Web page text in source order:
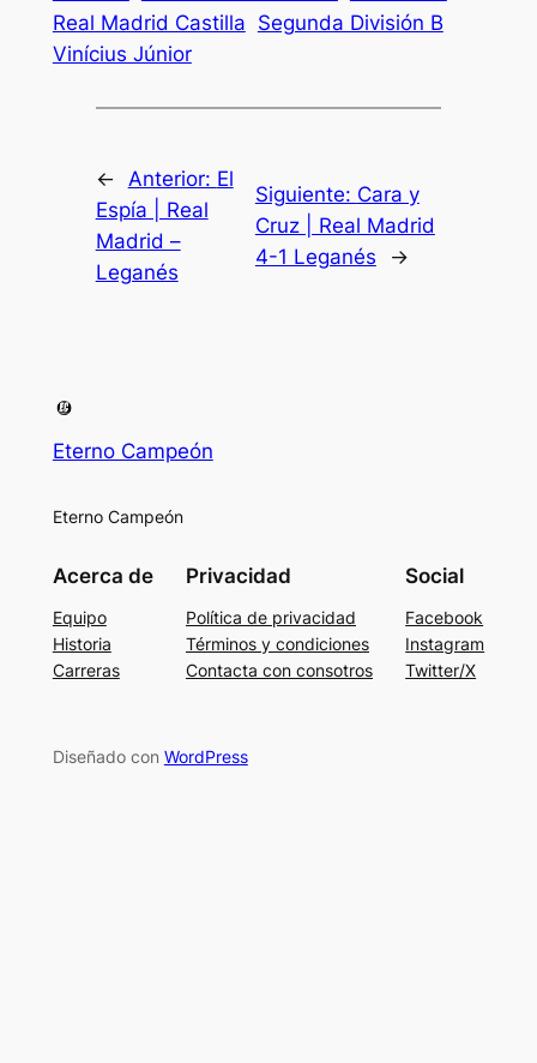
Real Madrid Castilla Segunda División B
Vinícius Júnior
← Anterior: El
Espía | Real
Madrid –
Leganés
Siguiente: Cara y
Cruz | Real Madrid
4-1 Leganés
→
Eterno Campeón
Eterno Campeón
Acerca de
Equipo
Historia
Carreras
Privacidad
Política de privacidad
Términos y condiciones
Contacta con consotros
Social
Facebook
Instagram
Twitter/X
Diseñado con WordPress